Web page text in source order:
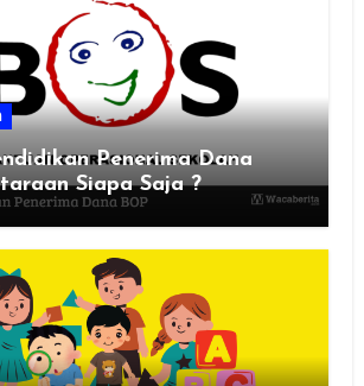
Penerima Dana
Siapa Saja ?